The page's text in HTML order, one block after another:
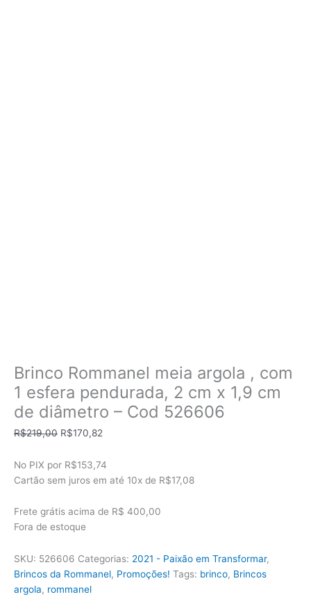
Brinco Rommanel meia argola , com
1 esfera pendurada, 2 cm x 1,9 cm
de diâmetro – Cod 526606
R$219,00 O
original
era:
R$170,82
atual
é:
No PIX por R$153,74
Cartão sem juros em até 10x de R$17,08
Frete grátis acima de R$ 400,00
Fora de estoque
SKU: 526606 Categorias: 2021 - Paixão em Transformar,
Brincos da Rommanel, Promoções! Tags: brinco, Brincos
argola, rommanel